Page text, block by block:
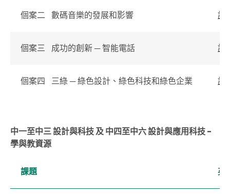
個案二 數碼音樂的發展和影響 詳
個案三 成功的創新 ─ 智能電話 詳
個案四 三綠 ─ 綠色設計、綠色科技和綠色企業 詳
中一至中三 設計與科技 及 中四至中六 設計與應用科技 -
學與教資源
課題 英